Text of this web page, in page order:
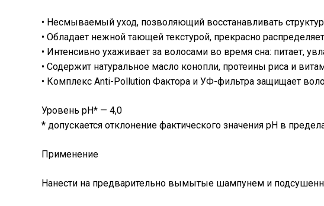
• Несмываемый уход, позволяющий восстанавливать
• Обладает нежной тающей текстурой, прекрасно
• Интенсивно ухаживает за волосами во время сна: питает,
• Содержит натуральное масло конопли, протеины риса и
• Комплекс Anti-Pollution Фактора и УФ-фильтра защищает
Уровень pH* — 4,0
* допускается отклонение фактического значения pH в
Применение
Нанести на предварительно вымытые шампунем и